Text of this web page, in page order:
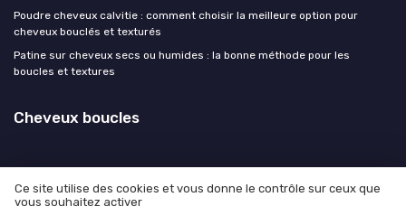
Poudre cheveux calvitie : comment choisir la meilleure option pour
cheveux bouclés et texturés
Patine sur cheveux secs ou humides : la bonne méthode pour les
boucles et textures
Cheveux boucles
Mentions légales
Ce site utilise des cookies et vous donne le contrôle sur ceux que
vous souhaitez activer